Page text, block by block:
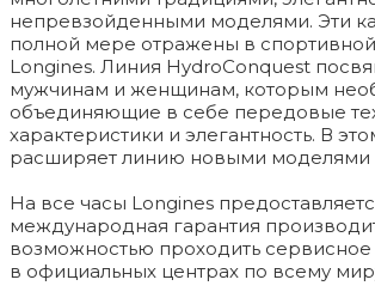
непревзойденными моделями. Эти
полной мере отражены в
Longines. Линия HydroConquest
мужчинам и женщинам, которым
объединяющие в себе передовые
характеристики и элегантность. В
расширяет линию новыми моделями
На все часы Longines
международная гарантия
возможностью проходить
в официальных центрах по всему